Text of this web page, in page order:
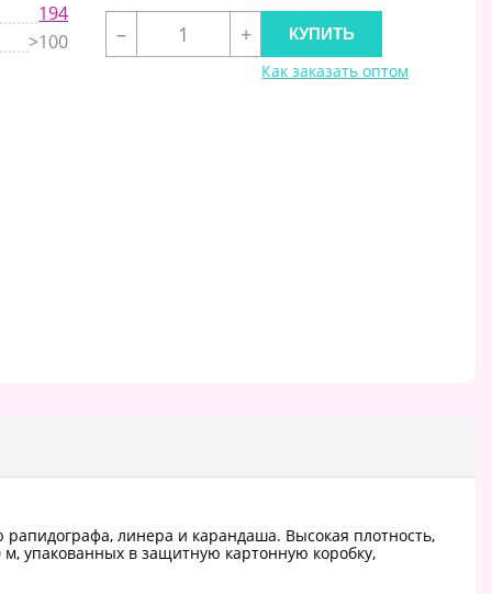
194
>100
–
+
Как заказать оптом
линера и карандаша. Высокая плотность,
упакованных в защитную картонную коробку,